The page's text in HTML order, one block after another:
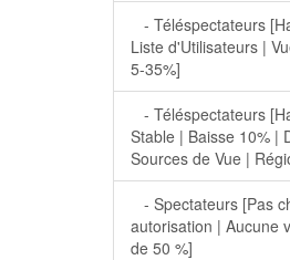
- Téléspectateurs
Liste d'Utilisateurs |
5-35%]
- Téléspectateurs
Stable | Baisse 10% |
Sources de Vue |
- Spectateurs [Pas
autorisation | Aucune
de 50 %]